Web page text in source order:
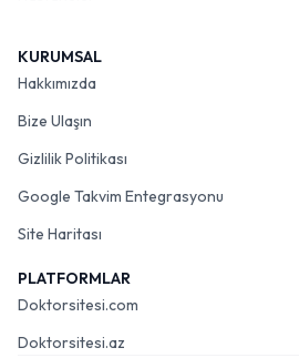
KURUMSAL
Hakkımızda
Bize Ulaşın
Gizlilik Politikası
Google Takvim Entegrasyonu
Site Haritası
PLATFORMLAR
Doktorsitesi.com
Doktorsitesi.az